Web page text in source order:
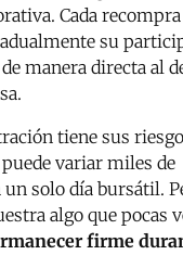
Cada recompra
su
manera directa al
tiene sus
variar miles de
solo día bursátil.
algo que pocas
firme